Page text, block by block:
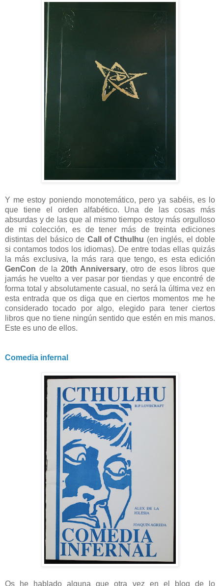
Y me estoy poniendo monotemático, pero ya sabéis, es lo
que tiene el orden alfabético. Una de las cosas más
absurdas y de las que al mismo tiempo estoy más orgulloso
de mi colección, es de tener más de treinta ediciones
distintas del básico de Call of Cthulhu (en inglés, el doble
si contamos todos los idiomas). De entre todas ellas quizás
la más exclusiva, la más rara que tengo, es esta edición
GenCon de la 20th Anniversary, otro de esos libros que
jamás he vuelto a ver pasar por tiendas y que encontré de
forma total y absolutamente casual, no será la última vez en
esta entrada que os diga que en ciertos momentos me he
considerado tocado por algo, elegido para tener ciertos
libros que no tiene ningún sentido que estén en mis manos.
Este es uno de ellos.
Comedia infernal
Os he hablado alguna que otra vez en el blog de lo